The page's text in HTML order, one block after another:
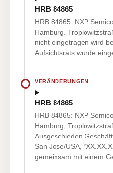
HRB 84865
HRB 84865: NXP
Hamburg,
nicht eingetragen wird
Aufsichtsrats wurde
VERÄNDERUNGEN
HRB 84865
HRB 84865: NXP
Hamburg,
Ausgeschieden
San Jose/USA,
gemeinsam mit einem